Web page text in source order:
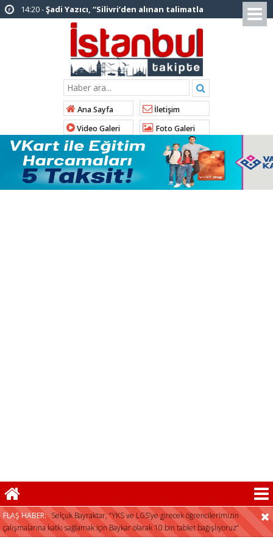
12:12 -AK Parti’ye katılan ilçe belediye
başkanlarından İl Başkanı Özdemir’e ziyaret
Tuzla Belediye Başkanı Eren Ali
Bingöl’den İBB’ye tepki
İstanbul Emniyet Müdürlüğünden
“Gök Kubbe’de, Mavi Vatan’da, Şanlı Topraklarda:
İstanbul Emniyeti Her Yerde” paylaşımı
19:26 -
Çekmeköy Belediye Başkanı Orhan
Çerkez AK Parti’ye katıldı
16:56 -
İstanbul’da 4 CHP’li belediye başkanı
Ana Sayfa
İletişim
Video Galeri
Foto Galeri
FLAŞ HABER: Selçuk Bayraktar, “YKS ve LGS’ye girecek öğrencilerimizin
çalışmalarına katkı sağlamak için Baykar olarak 10 bin tablet bağışlıyoruz”